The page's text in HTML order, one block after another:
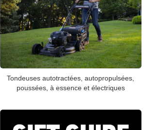
Tondeuses autotractées, autopropulsées,
poussées, à essence et électriques